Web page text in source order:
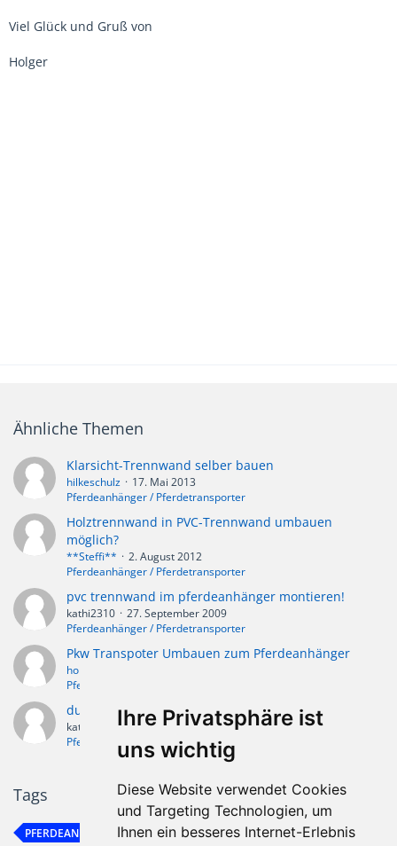
Ihre Privatsphäre ist
uns wichtig
Diese Website verwendet Cookies
und Targeting Technologien, um
Ihnen ein besseres Internet-Erlebnis
Viel Glück und Gruß von
Holger
Ähnliche Themen
Klarsicht-Trennwand selber bauen
hilkeschulz
17. Mai 2013
Pferdeanhänger / Pferdetransporter
Holztrennwand in PVC-Trennwand umbauen
möglich?
**Steffi**
2. August 2012
Pferdeanhänger / Pferdetransporter
pvc trennwand im pferdeanhänger montieren!
kathi2310
27. September 2009
Pferdeanhänger / Pferdetransporter
Pkw Transpoter Umbauen zum Pferdeanhänger
hobby560
Pferdeanhänger / Pferdetransporter
durchsichte Trennwand
kathi2310
23. September 2009
Pferdeanhänger / Pferdetransporter
Tags
PFERDEANHÄNGER